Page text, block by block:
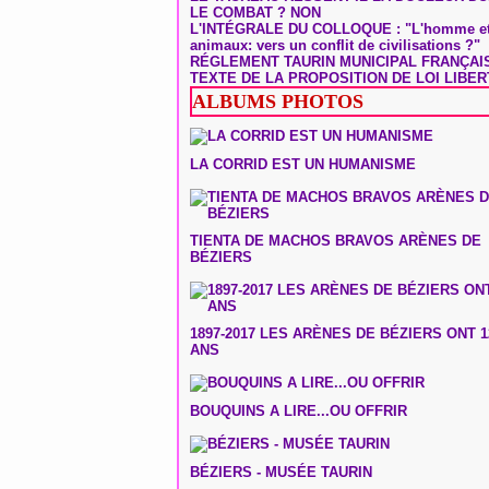
LE COMBAT ? NON
L'INTÉGRALE DU COLLOQUE : "L'homme
animaux: vers un conflit de civilisations ?"
RÉGLEMENT TAURIN MUNICIPAL
TEXTE DE LA PROPOSITION DE LOI
ALBUMS PHOTOS
LA CORRID EST UN HUMANISME
TIENTA DE MACHOS BRAVOS ARÈNES DE
BÉZIERS
1897-2017 LES ARÈNES DE BÉZIERS ONT
ANS
BOUQUINS A LIRE...OU OFFRIR
BÉZIERS - MUSÉE TAURIN